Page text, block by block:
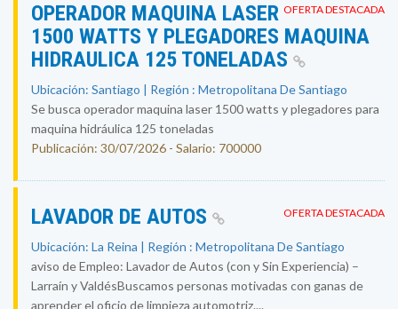
OFERTA DESTACADA
OPERADOR MAQUINA LASER
1500 WATTS Y PLEGADORES MAQUINA
HIDRAULICA 125 TONELADAS
Ubicación: Santiago | Región : Metropolitana De Santiago
Se busca operador maquina laser 1500 watts y plegadores para
maquina hidráulica 125 toneladas
Publicación: 30/07/2026 - Salario: 700000
OFERTA DESTACADA
LAVADOR DE AUTOS
Ubicación: La Reina | Región : Metropolitana De Santiago
aviso de Empleo: Lavador de Autos (con y Sin Experiencia) –
Larraín y ValdésBuscamos personas motivadas con ganas de
aprender el oficio de limpieza automotriz....